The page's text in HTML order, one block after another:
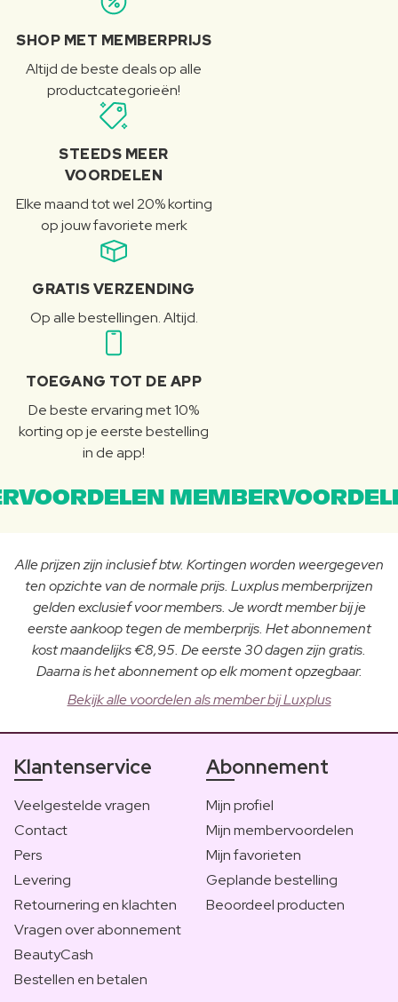
SHOP MET MEMBERPRIJS
Altijd de beste deals op alle
productcategorieën!
STEEDS MEER
VOORDELEN
Elke maand tot wel 20% korting
op jouw favoriete merk
GRATIS VERZENDING
Op alle bestellingen. Altijd.
TOEGANG TOT DE APP
De beste ervaring met 10%
korting op je eerste bestelling
in de app!
Alle prijzen zijn inclusief btw. Kortingen worden weergegeven
ten opzichte van de normale prijs. Luxplus memberprijzen
gelden exclusief voor members. Je wordt member bij je
eerste aankoop tegen de memberprijs. Het abonnement
kost maandelijks €8,95. De eerste 30 dagen zijn gratis.
Daarna is het abonnement op elk moment opzegbaar.
Bekijk alle voordelen als member bij Luxplus
Klantenservice
Veelgestelde vragen
Contact
Pers
Levering
Retournering en klachten
Vragen over abonnement
BeautyCash
Bestellen en betalen
Abonnement
Mijn profiel
Mijn membervoordelen
Mijn favorieten
Geplande bestelling
Beoordeel producten